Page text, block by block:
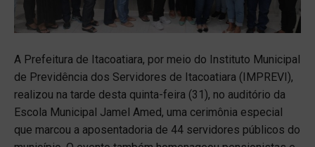
A Prefeitura de Itacoatiara, por meio do Instituto Municipal
de Previdência dos Servidores de Itacoatiara (IMPREVI),
realizou na tarde desta quinta-feira (31), no auditório da
Escola Municipal Jamel Amed, uma cerimônia especial
que marcou a aposentadoria de 44 servidores públicos do